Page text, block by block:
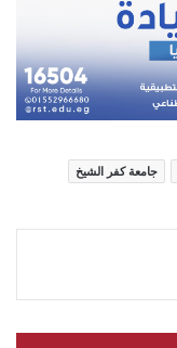
جامعة كفر الشيخ